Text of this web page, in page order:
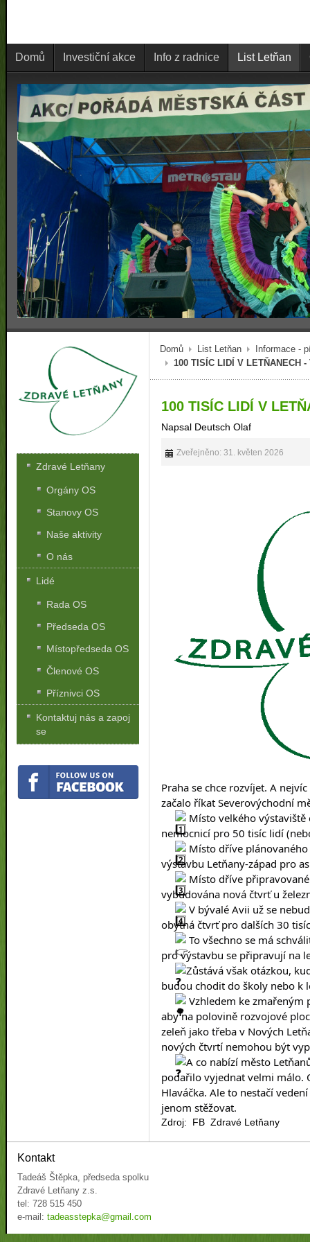
Domů Investiční akce Info z radnice List Letňan
Domů List Letňan
Informace -
100 TISÍC LIDÍ V LETŇANECH
100 TISÍC LIDÍ V
Napsal Deutsch Olaf
Zveřejněno: 31. květen 2026
Praha se chce rozvíjet. A
začalo říkat Severovýchodní
Místo velkého
nemocnicí pro 50 tisíc lidí
Místo dříve
výstavbu Letňany-západ pro
Místo dříve
vybudována nová čtvrť u
V bývalé Avii už se
obytná čtvrť pro dalších 30
To všechno se má
pro výstavbu se připravují na
Zůstává však otázkou,
budou chodit do školy nebo k
Vzhledem ke
aby na polovině rozvojové
zeleň jako třeba v Nových
nových čtvrtí nemohou být
A co nabízí město
podařilo vyjednat velmi málo.
Hlaváčka. Ale to nestačí
jenom stěžovat.
Zdroj: FB Zdravé Letňany
Zdravé Letňany
Orgány OS
Stanovy OS
Naše aktivity
O nás
Lidé
Rada OS
Předseda OS
Místopředseda OS
Členové OS
Příznivci OS
Kontaktuj nás a zapoj
se
Kontakt
Tadeáš Štěpka, předseda spolku
Zdravé Letňany z.s.
tel: 728 515 450
e-mail: tadeasstepka@gmail.com